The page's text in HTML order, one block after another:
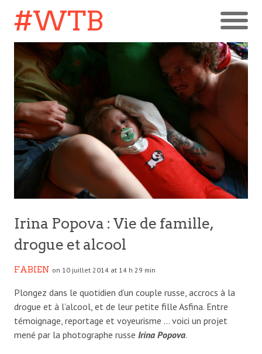
#WTB
Irina Popova : Vie de famille,
drogue et alcool
FABIEN on 10 juillet 2014 at 14 h 29 min
Plongez dans le quotidien d’un couple russe, accrocs à la
drogue et à l’alcool, et de leur petite fille Asfina. Entre
témoignage, reportage et voyeurisme … voici un projet
mené par la photographe russe Irina Popova.